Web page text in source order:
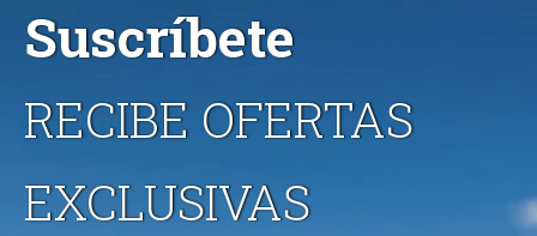
Suscríbete
RECIBE OFERTAS
EXCLUSIVAS